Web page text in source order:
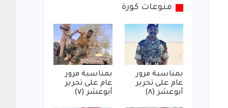
منوعات كورة
بمناسبة مرور
عام على تحرير
أبوعشر (٨)
بمناسبة مرور
عام على تحرير
أبوعشر (٧)